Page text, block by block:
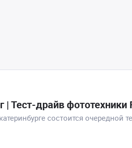
| Тест-драйв фототехники
состоится очередной